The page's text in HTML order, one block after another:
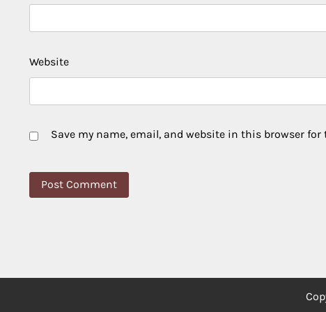
Website
Save my name, email, and website in this browser